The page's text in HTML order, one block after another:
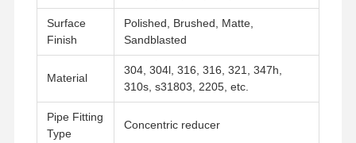
Προϊόντα Βίντεο
Surface
Finish
Polished, Brushed, Matte,
Sandblasted
Material
304, 304l, 316, 316, 321, 347h,
310s, s31803, 2205, etc.
Pipe Fitting
Type
Concentric reducer